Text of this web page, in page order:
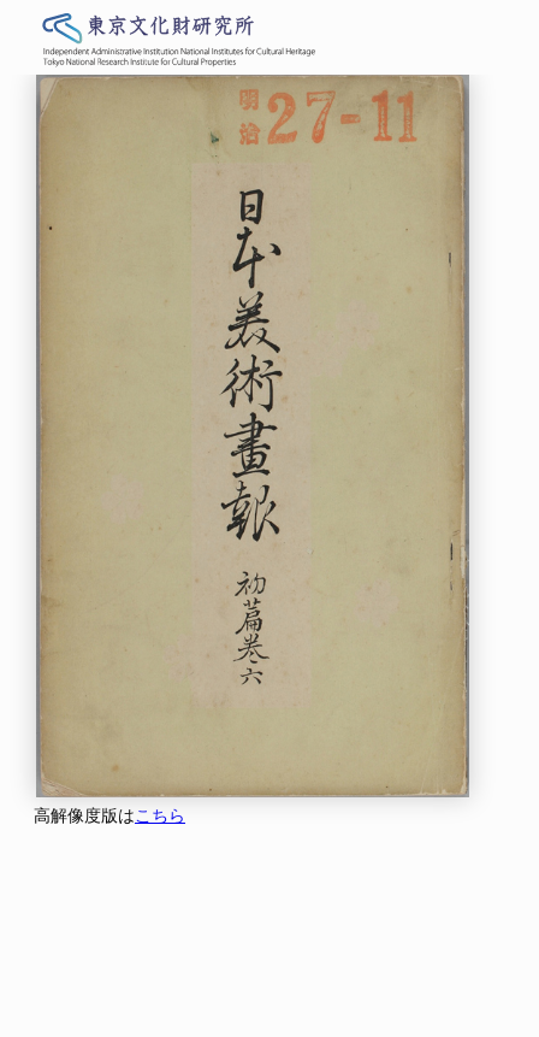
高解像度版は こちら